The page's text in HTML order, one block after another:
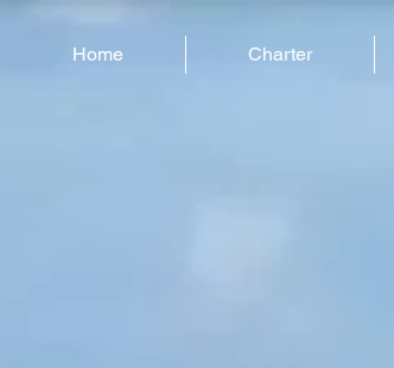
Home Charter